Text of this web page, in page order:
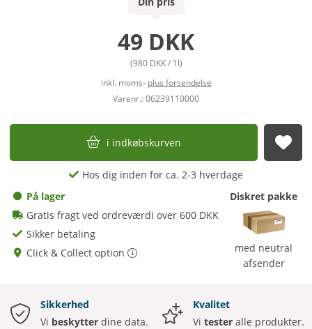
49 DKK
(980 DKK / 1l)
inkl. moms- plus forsendelse
Varenr.: 06239110000
i indkøbskurven
Hos dig inden for ca. 2-3 hverdage
På lager
Gratis fragt ved ordreværdi over 600 DKK
Sikker betaling
Click & Collect option
Diskret pakke
med neutral
afsender
Sikkerhed
Vi beskytter dine data.
Kvalitet
Vi tester alle produkter.